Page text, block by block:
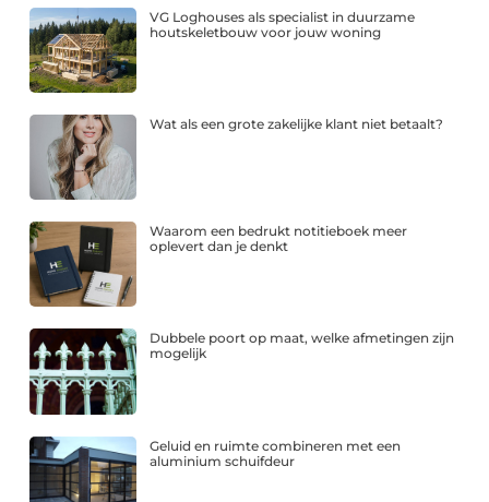
VG Loghouses als specialist in duurzame
houtskeletbouw voor jouw woning
Wat als een grote zakelijke klant niet betaalt?
Waarom een bedrukt notitieboek meer
oplevert dan je denkt
Dubbele poort op maat, welke afmetingen zijn
mogelijk
Geluid en ruimte combineren met een
aluminium schuifdeur